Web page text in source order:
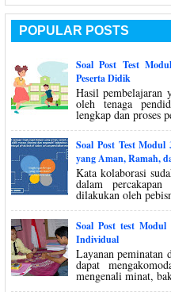
POPULAR POSTS
Soal Post Test
Peserta Didik
Hasil pembelajaran
oleh tenaga
lengkap dan proses
Soal Post Test
yang Aman, Ramah,
Kata kolaborasi
dalam
dilakukan oleh
Soal Post test Modul
Individual
Layanan peminatan
dapat
mengenali minat,